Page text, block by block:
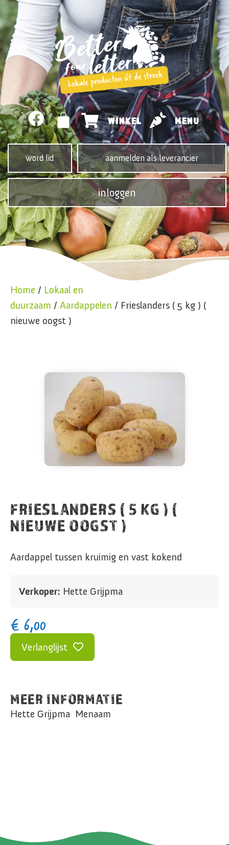
WINKEL MENU
word lid aanmelden als leverancier
inloggen
Home / Lokaal en
duurzaam / Aardappelen / Frieslanders ( 5 kg ) (
nieuwe oogst )
FRIESLANDERS ( 5 KG ) (
NIEUWE OOGST )
Aardappel tussen kruimig en vast kokend
Verkoper: Hette Grijpma
€ 6,00
Verlanglijst
MEER INFORMATIE
Hette Grijpma Menaam